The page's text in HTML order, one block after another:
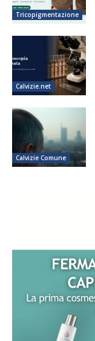
Tricopigmentazione
Calvizie.net
Calvizie Comune